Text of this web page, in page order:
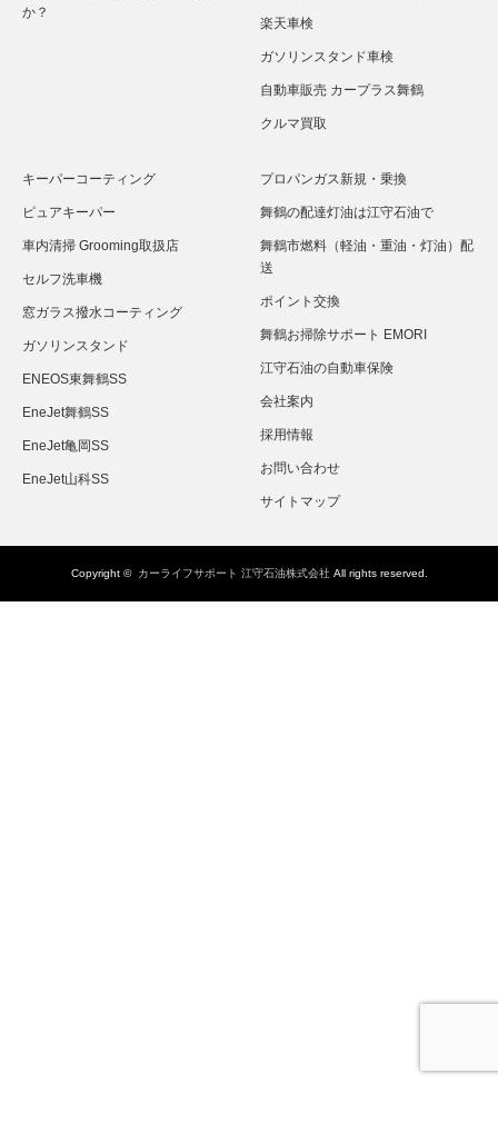
か？
楽天車検
ガソリンスタンド車検
自動車販売 カープラス舞鶴
クルマ買取
キーパーコーティング
ピュアキーパー
車内清掃 Grooming取扱店
セルフ洗車機
窓ガラス撥水コーティング
ガソリンスタンド
ENEOS東舞鶴SS
EneJet舞鶴SS
EneJet亀岡SS
EneJet山科SS
プロパンガス新規・乗換
舞鶴の配達灯油は江守石油で
舞鶴市燃料（軽油・重油・灯油）配
送
ポイント交換
舞鶴お掃除サポート EMORI
江守石油の自動車保険
会社案内
採用情報
お問い合わせ
サイトマップ
Copyright © カーライフサポート 江守石油株式会社All rights reserved.